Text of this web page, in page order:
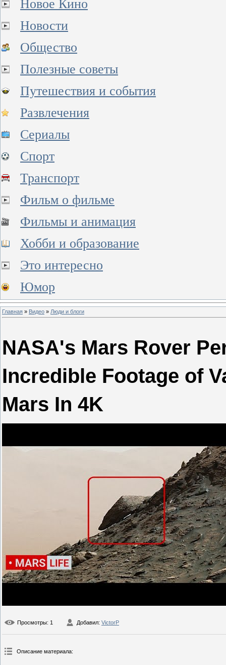
Новое Кино
Новости
Общество
Полезные советы
Путешествия и события
Развлечения
Сериалы
Спорт
Транспорт
Фильм о фильме
Фильмы и анимация
Хобби и образование
Это интересно
Юмор
Главная » Видео » Люди и блоги
NASA's Mars Rover
Incredible Footage of
Mars In 4K
Просмотры: 1 Добавил: VictorP
Описание материала: